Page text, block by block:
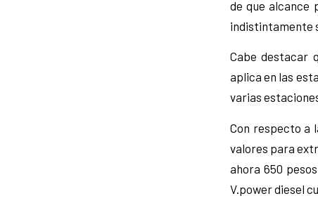
de que alcance
indistintamente
Cabe destacar
aplica en las
varias
Con respecto a
valores para
ahora 650
V.power diesel